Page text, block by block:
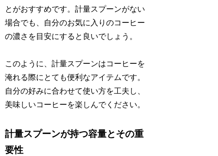
とがおすすめです。計量スプーンがない
場合でも、自分のお気に入りのコーヒー
の濃さを目安にすると良いでしょう。
このように、計量スプーンはコーヒーを
淹れる際にとても便利なアイテムです。
自分の好みに合わせて使い方を工夫し、
美味しいコーヒーを楽しんでください。
計量スプーンが持つ容量とその重
要性